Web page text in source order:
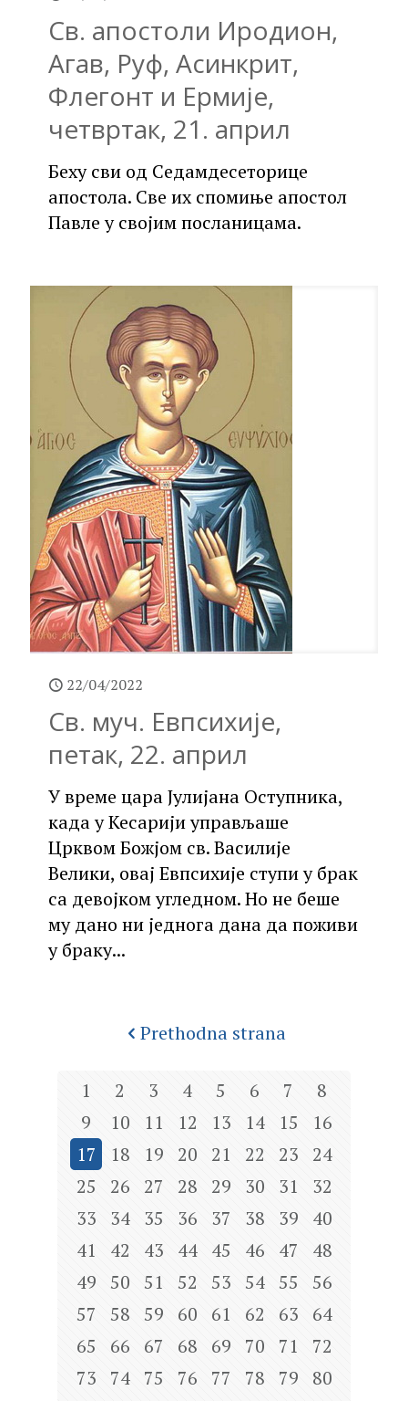
Св. апостоли Иродион,
Агав, Руф, Асинкрит,
Флегонт и Ермије,
четвртак, 21. април
Беху сви од Седамдесеторице
апостола. Све их спомиње апостол
Павле у својим посланицама.
22/04/2022
Св. муч. Евпсихије,
петак, 22. април
У време цара Јулијана Оступника,
када у Кесарији управљаше
Црквом Божјом св. Василије
Велики, овај Евпсихије ступи у брак
са девојком угледном. Но не беше
му дано ни једнога дана да поживи
у браку...
Prethodna strana
1 2 3 4 5 6 7
8
9
10 11 12 13 14 15
16
17
18 19 20 21 22 23
24
25
26 27 28 29 30 31
32
33
34 35 36 37 38 39
40
41
42 43 44 45 46 47
48
49
50 51 52 53 54 55
56
57
58 59 60 61 62 63
64
65
66 67 68 69 70 71
72
73
74 75 76 77 78 79
80